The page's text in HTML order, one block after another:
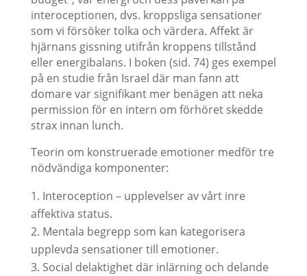
interoceptionen, dvs. kroppsliga sensationer
som vi försöker tolka och värdera. Affekt är
hjärnans gissning utifrån kroppens tillstånd
eller energibalans. I boken (sid. 74) ges exempel
på en studie från Israel där man fann att
domare var signifikant mer benägen att neka
permission för en intern om förhöret skedde
strax innan lunch.
Teorin om konstruerade emotioner medför tre
nödvändiga komponenter:
Interoception – upplevelser av vårt inre
affektiva status.
Mentala begrepp som kan kategorisera
upplevda sensationer till emotioner.
Social delaktighet där inlärning och delande